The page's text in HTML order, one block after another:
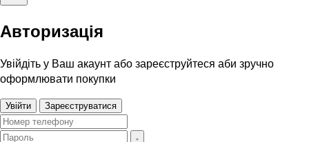
Авторизація
Увійдіть у Ваш акаунт або зареєструйтеся аби зручно
оформлювати покупки
Увійти Зареєструватися